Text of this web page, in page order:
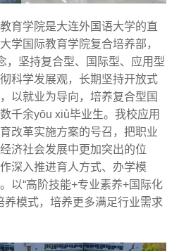
育学院是大连外国语大学的直
学国际教育学院复合培养部，
，坚持复合型、国际型、应用型
科学发展观，长期坚持开放式
以就业为导向，培养复合型国
千余yōu xiù毕业生。我校应用
改革实施方案的号召，把职业
济社会发展中更加突出的位
深入推进育人方式、办学模
以“高阶技能+专业素养+国际化
养模式，培养更多满足行业需求